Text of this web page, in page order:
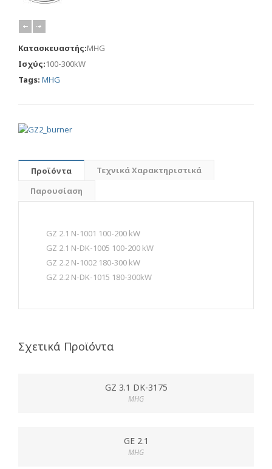
Κατασκευαστής:MHG
Ισχύς:100-300kW
Tags: MHG
Προϊόντα
Τεχνικά Χαρακτηριστικά
Παρουσίαση
GΖ 2.1 N-1001 100-200 kW
GΖ 2.1 N-DK-1005 100-200 kW
GΖ 2.2 N-1002 180-300 kW
GΖ 2.2 N-DK-1015 180-300kW
Σχετικά Προϊόντα
GZ 3.1 DK-3175
MHG
GE 2.1
MHG